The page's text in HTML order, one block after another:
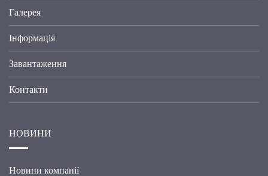
Галерея
Інформація
Завантаження
Контакти
НОВИНИ
Новини компанії